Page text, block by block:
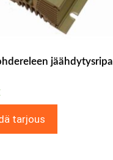
jäähdytysripa
tarjous